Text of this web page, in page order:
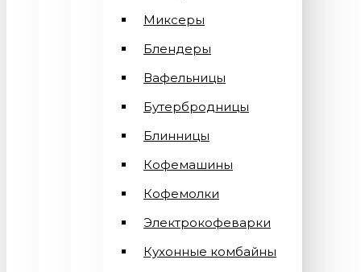
Миксеры
Блендеры
Вафельницы
Бутербродницы
Блинницы
Кофемашины
Кофемолки
Электрокофеварки
Кухонные комбайны